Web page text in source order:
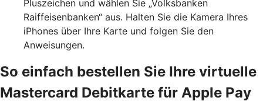
Pluszeichen und wählen Sie „Volksbanken
Raiffeisenbanken“ aus. Halten Sie die Kamera Ihres
iPhones über Ihre Karte und folgen Sie den
Anweisungen.
So einfach bestellen Sie Ihre virtuelle
Mastercard Debitkarte für Apple Pay